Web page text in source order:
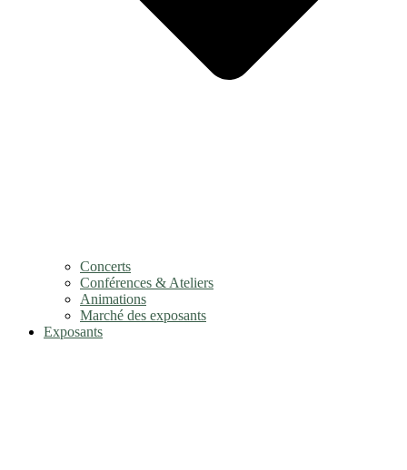
Concerts
Conférences & Ateliers
Animations
Marché des exposants
Exposants